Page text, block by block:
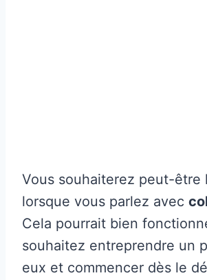
Vous souhaiterez peut-être
lorsque vous parlez avec
Cela pourrait bien
souhaitez entreprendre un
eux et commencer dès le